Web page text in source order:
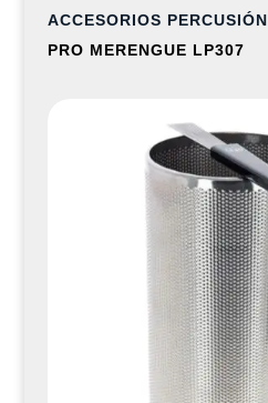
ACCESORIOS PERCUSIÓN
PRO MERENGUE LP307